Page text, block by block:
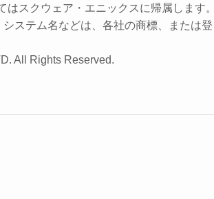
スクウェア・エニックスに帰属します。
ステム名などは、各社の商標、または登
All Rights Reserved.